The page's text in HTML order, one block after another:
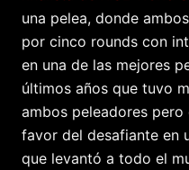
una pelea, donde
por cinco rounds con
en una de las mejores
últimos años que tuvo
ambos peleadores
favor del desafiante en
que levantó a todo el